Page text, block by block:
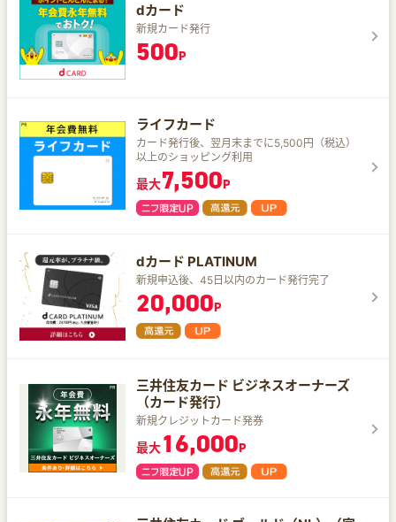
dカード
新規カード発行
500P
ライフカード
カード発行後、翌月末までに5,500円（税込）
以上のショッピング利用
最大7,500P
dカード PLATINUM
新規申込後、45日以内のカード発行完了
20,000P
三井住友カード ビジネスオーナーズ
（カード発行）
新規クレジットカード発券
最大16,000P